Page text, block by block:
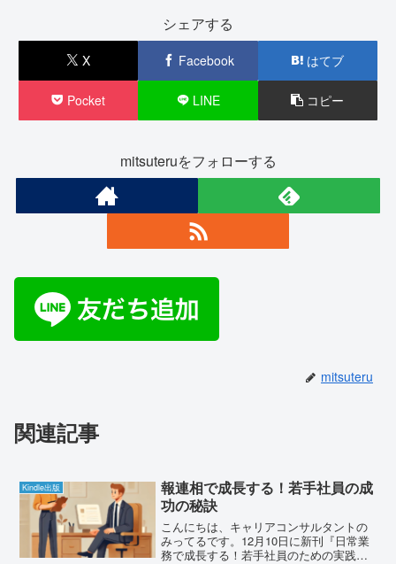
シェアする
X Facebook はてブ
Pocket LINE コピー
mitsuteruをフォローする
mitsuteru
関連記事
Kindle出版
報連相で成長する！若手社員の成
功の秘訣
こんにちは、キャリアコンサルタントの
みってるです。12月10日に新刊『日常業
務で成長する！若手社員のための実践ハ